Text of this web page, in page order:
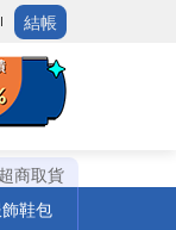
結帳
超商取貨
鞋包